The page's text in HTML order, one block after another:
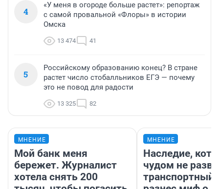
4
«У меня в огороде больше растет»: репортаж
с самой провальной «Флоры» в истории
Омска
13 474 41
5
Российскому образованию конец? В стране
растет число стобалльников ЕГЭ — почему
это не повод для радости
13 325 82
МНЕНИЕ
Мой банк меня
бережет. Журналист
хотела снять 200
МНЕНИЕ
Наследие,
чудом не
транспортный